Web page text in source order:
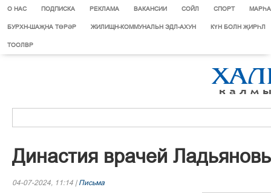
О НАС ПОДПИСКА РЕКЛАМА ВАКАНСИИ СОЙЛ СПОРТ
БУРХН-ШАҖНА ТӨРӘР ЖИЛИЩН-КОММУНАЛЬН ЭДЛ-АХУН КҮН БОЛН ҖИРҺЛ
ТООЛВР
Династия врачей
04-07-2024, 11:14 | Письма